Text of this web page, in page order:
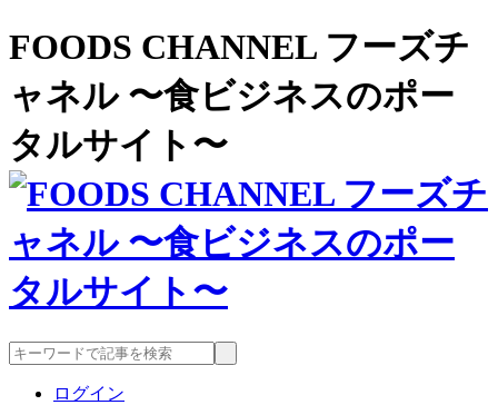
FOODS CHANNEL フーズチ
ャネル 〜食ビジネスのポー
タルサイト〜
ログイン